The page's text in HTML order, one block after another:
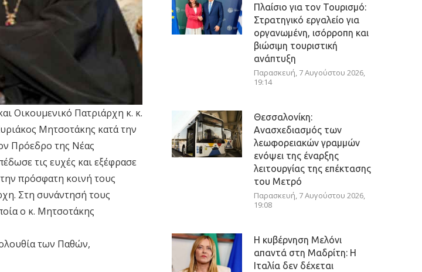
Οικουμενικό Πατριάρχη κ. κ.
Μητσοτάκης κατά την
Πρόεδρο της Νέας
τις ευχές και εξέφρασε
πρόσφατη κοινή τους
Στη συνάντησή τους
ο κ. Μητσοτάκης
των Παθών,
Πλαίσιο για τον Τουρισμό:
Στρατηγικό εργαλείο για
οργανωμένη, ισόρροπη και
βιώσιμη τουριστική
ανάπτυξη
Παρασκευή, 7 Αυγούστου 2026,
19:14
Θεσσαλονίκη:
Ανασχεδιασμός των
λεωφορειακών γραμμών
ενόψει της έναρξης
λειτουργίας της επέκτασης
του Μετρό
Παρασκευή, 7 Αυγούστου 2026,
19:08
Η κυβέρνηση Μελόνι
απαντά στη Μαδρίτη: Η
Ιταλία δεν δέχεται